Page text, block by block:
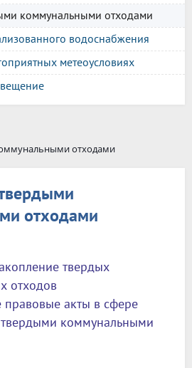
коммунальными отходами
водоснабжения
метеоусловиях
отходами
отходами
твердых
отходов
акты в сфере
коммунальными